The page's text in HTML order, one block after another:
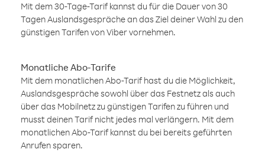
Mit dem 30-Tage-Tarif kannst du für die Dauer von 30
Tagen Auslandsgespräche an das Ziel deiner Wahl zu den
günstigen Tarifen von Viber vornehmen.
Monatliche Abo-Tarife
Mit dem monatlichen Abo-Tarif hast du die Möglichkeit,
Auslandsgespräche sowohl über das Festnetz als auch
über das Mobilnetz zu günstigen Tarifen zu führen und
musst deinen Tarif nicht jedes mal verlängern. Mit dem
monatlichen Abo-Tarif kannst du bei bereits geführten
Anrufen sparen.